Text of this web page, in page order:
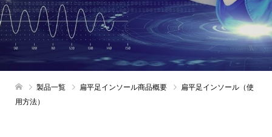
製品一覧 扁平足インソール商品概要
扁平足インソール（使
用方法）